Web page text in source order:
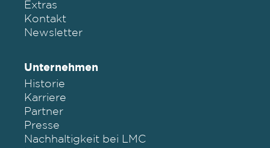
Extras
Kontakt
Newsletter
Unternehmen
Historie
Karriere
Partner
Presse
Nachhaltigkeit bei LMC